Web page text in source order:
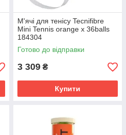
М'ячі для тенісу Tecnifibre
Mini Tennis orange x 36balls
184304
Готово до відправки
3 309 ₴
Купити